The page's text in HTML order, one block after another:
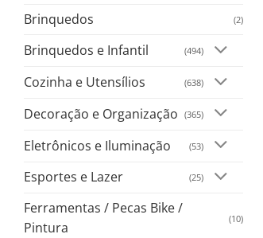
Brinquedos (2)
Brinquedos e Infantil (494)
Cozinha e Utensílios (638)
Decoração e Organização (365)
Eletrônicos e Iluminação (53)
Esportes e Lazer (25)
Ferramentas / Pecas Bike /
Pintura
(10)